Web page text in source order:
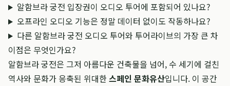
알함브라 궁전 입장권이 오디오 투어에 포함되어 있나요?
오프라인 오디오 기능은 정말 데이터 없이도 작동하나요?
다른 알함브라 궁전 오디오 투어와 투어라이브의 가장 큰 차
이점은 무엇인가요?
알함브라 궁전은 그저 아름다운 건축물을 넘어, 수 세기에 걸친
역사와 문화가 응축된 위대한스페인 문화유산입니다. 이 공간